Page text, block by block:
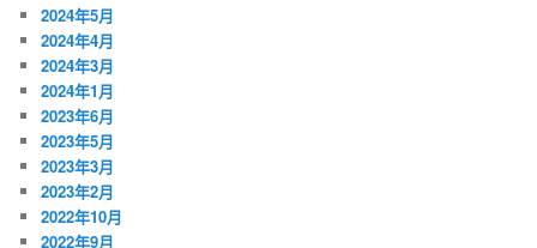
2024年5月
2024年4月
2024年3月
2024年1月
2023年6月
2023年5月
2023年3月
2023年2月
2022年10月
2022年9月